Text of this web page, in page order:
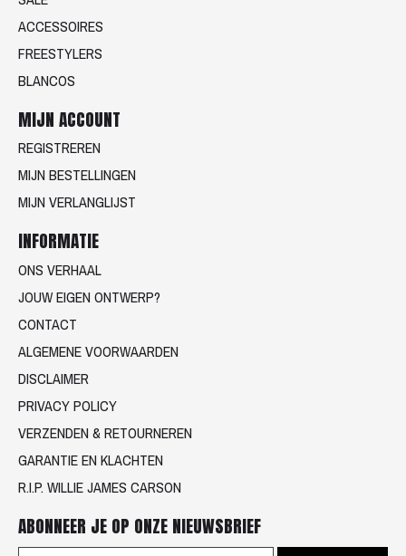
ACCESSOIRES
FREESTYLERS
BLANCOS
MIJN ACCOUNT
REGISTREREN
MIJN BESTELLINGEN
MIJN VERLANGLIJST
INFORMATIE
ONS VERHAAL
JOUW EIGEN ONTWERP?
CONTACT
ALGEMENE VOORWAARDEN
DISCLAIMER
PRIVACY POLICY
VERZENDEN & RETOURNEREN
GARANTIE EN KLACHTEN
R.I.P. WILLIE JAMES CARSON
ABONNEER JE OP ONZE NIEUWSBRIEF